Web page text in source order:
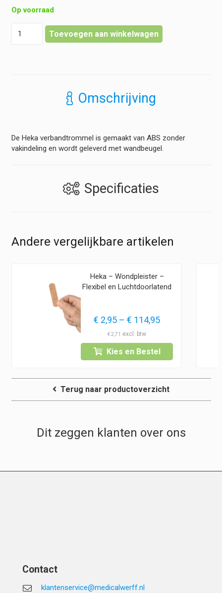
Op voorraad
Toevoegen aan winkelwagen
Omschrijving
De Heka verbandtrommel is gemaakt van ABS zonder
vakindeling en wordt geleverd met wandbeugel.
Specificaties
Andere vergelijkbare artikelen
Heka – Wondpleister –
Flexibel en Luchtdoorlatend
€ 2,95 – € 114,95Prijsklasse:
tot
€ 114,95
€2,71
Kies en Bestel
Terug naar productoverzicht
Dit zeggen klanten over ons
Contact
klantenservice@medicalwerff.nl